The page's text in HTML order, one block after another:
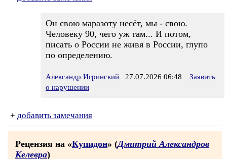
Он свою маразоту несёт, мы - свою.
Человеку 90, чего уж там... И потом,
писать о России не живя в России, глупо
по определению.
Александр Игринский 27.07.2026 06:48
Заявить
о нарушении
+ добавить замечания
Рецензия на «Купидон» (Дмитрий Александров
Келевра)